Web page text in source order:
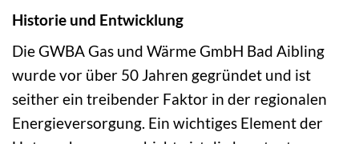
Historie und Entwicklung
Die GWBA Gas und Wärme GmbH Bad Aibling
wurde vor über 50 Jahren gegründet und ist
seither ein treibender Faktor in der regionalen
Energieversorgung. Ein wichtiges Element der